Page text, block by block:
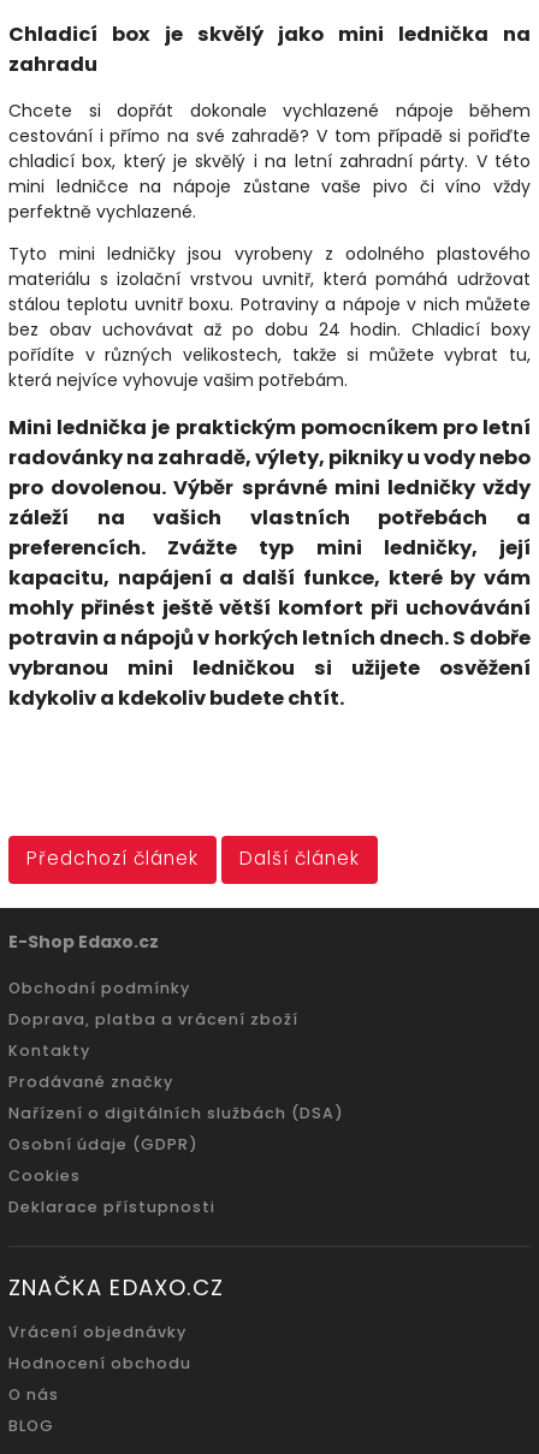
Chladicí box je skvělý jako mini lednička na
zahradu
Chcete si dopřát dokonale vychlazené nápoje během
cestování i přímo na své zahradě? V tom případě si pořiďte
chladicí box, který je skvělý i na letní zahradní párty. V této
mini ledničce na nápoje zůstane vaše pivo či víno vždy
perfektně vychlazené.
Tyto mini ledničky jsou vyrobeny z odolného plastového
materiálu s izolační vrstvou uvnitř, která pomáhá udržovat
stálou teplotu uvnitř boxu. Potraviny a nápoje v nich můžete
bez obav uchovávat až po dobu 24 hodin. Chladicí boxy
pořídíte v různých velikostech, takže si můžete vybrat tu,
která nejvíce vyhovuje vašim potřebám.
Mini lednička je praktickým pomocníkem pro letní
radovánky na zahradě, výlety, pikniky u vody nebo
pro dovolenou. Výběr správné mini ledničky vždy
záleží na vašich vlastních potřebách a
preferencích. Zvážte typ mini ledničky, její
kapacitu, napájení a další funkce, které by vám
mohly přinést ještě větší komfort při uchovávání
potravin a nápojů v horkých letních dnech. S dobře
vybranou mini ledničkou si užijete osvěžení
kdykoliv a kdekoliv budete chtít.
Předchozí článek Další článek
E-Shop Edaxo.cz
Obchodní podmínky
Doprava, platba a vrácení zboží
Kontakty
Prodávané značky
Nařízení o digitálních službách (DSA)
Osobní údaje (GDPR)
Cookies
Deklarace přístupnosti
ZNAČKA EDAXO.CZ
Vrácení objednávky
Hodnocení obchodu
O nás
BLOG